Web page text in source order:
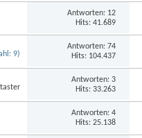
Antworten: 12
Hits: 41.689
Antworten: 74
Hits: 104.437
Antworten: 3
Hits: 33.263
Antworten: 4
Hits: 25.138